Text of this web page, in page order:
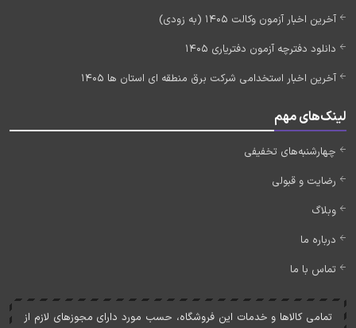
آخرین اخبار آزمون وکالت 1405 (به زودی)
دانلود دفترچه آزمون دفتریاری 1405
آخرین اخبار استخدامی شرکت برق منطقه ای استان ها 1405
لینک‌های مهم
چهارشنبه‌های تخفیفی
رضایت و قبولی
وبلاگ
درباره ما
تماس با ما
تمامی کالاها و خدمات اين فروشگاه، حسب مورد دارای مجوزهای لازم از